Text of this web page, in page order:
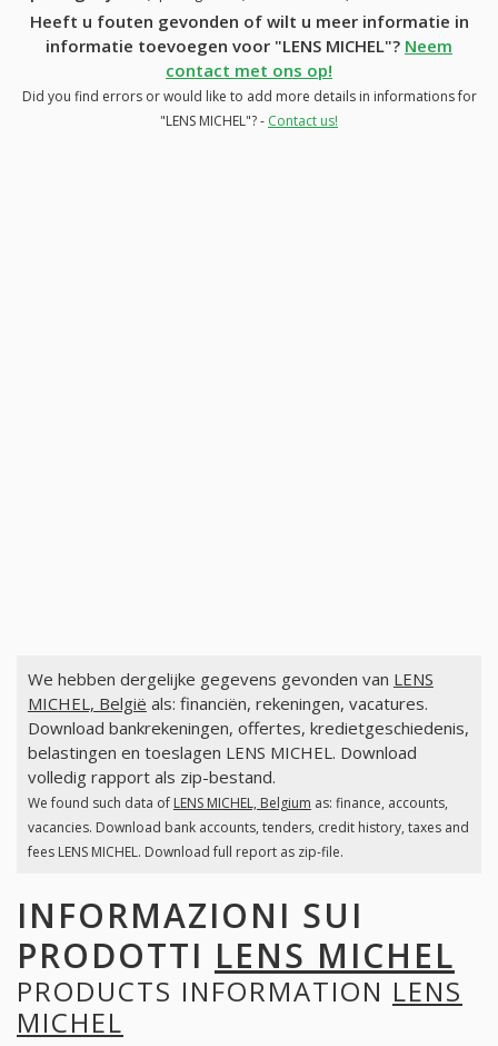
Heeft u fouten gevonden of wilt u meer informatie in
informatie toevoegen voor "LENS MICHEL"? Neem
contact met ons op!
Did you find errors or would like to add more details in informations for
"LENS MICHEL"? - Contact us!
We hebben dergelijke gegevens gevonden van LENS
MICHEL, België als: financiën, rekeningen, vacatures.
Download bankrekeningen, offertes, kredietgeschiedenis,
belastingen en toeslagen LENS MICHEL. Download
volledig rapport als zip-bestand.
We found such data of LENS MICHEL, Belgium as: finance, accounts,
vacancies. Download bank accounts, tenders, credit history, taxes and
fees LENS MICHEL. Download full report as zip-file.
INFORMAZIONI SUI
PRODOTTI LENS MICHEL
PRODUCTS INFORMATION LENS
MICHEL